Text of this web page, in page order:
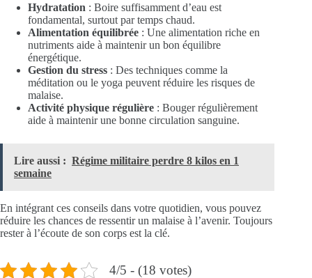
Hydratation : Boire suffisamment d’eau est
fondamental, surtout par temps chaud.
Alimentation équilibrée : Une alimentation riche en
nutriments aide à maintenir un bon équilibre
énergétique.
Gestion du stress : Des techniques comme la
méditation ou le yoga peuvent réduire les risques de
malaise.
Activité physique régulière : Bouger régulièrement
aide à maintenir une bonne circulation sanguine.
Lire aussi : Régime militaire perdre 8 kilos en 1
semaine
En intégrant ces conseils dans votre quotidien, vous pouvez
réduire les chances de ressentir un malaise à l’avenir. Toujours
rester à l’écoute de son corps est la clé.
4/5 - (18 votes)